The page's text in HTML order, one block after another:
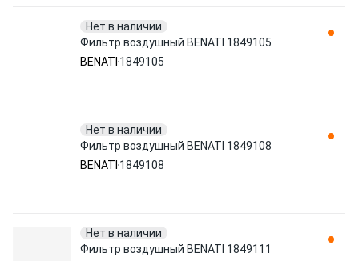
Нет в наличии
Фильтр воздушный BENATI 1849105
BENATI 1849105
Нет в наличии
Фильтр воздушный BENATI 1849108
BENATI 1849108
Нет в наличии
Фильтр воздушный BENATI 1849111